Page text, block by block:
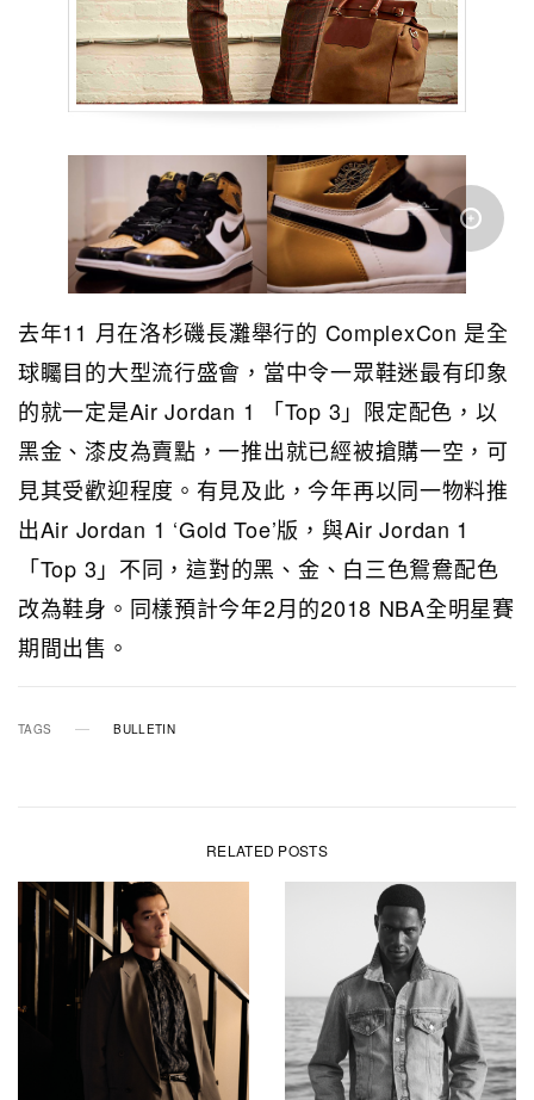
去年11 月在洛杉磯長灘舉行的 ComplexCon 是全
球矚目的大型流行盛會，當中令一眾鞋迷最有印象
的就一定是Air Jordan 1 「Top 3」限定配色，以
黑金、漆皮為賣點，一推出就已經被搶購一空，可
見其受歡迎程度。有見及此，今年再以同一物料推
出Air Jordan 1 ‘Gold Toe’版，與Air Jordan 1
「Top 3」不同，這對的黑、金、白三色鴛鴦配色
改為鞋身。同樣預計今年2月的2018 NBA全明星賽
期間出售。
TAGS BULLETIN
RELATED POSTS